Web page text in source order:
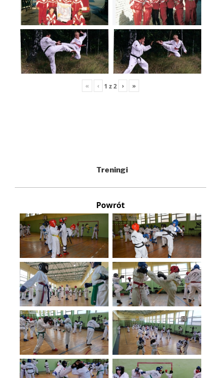
« ‹ 1 z2 › »
Treningi
Powrót